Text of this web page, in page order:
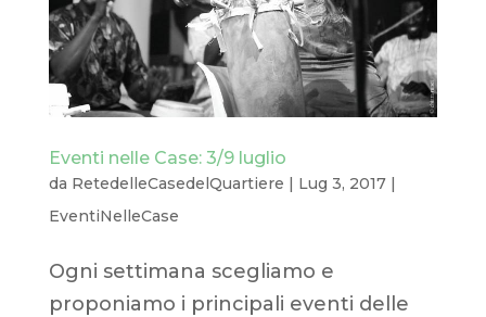
Eventi nelle Case: 3/9 luglio
da RetedelleCasedelQuartiere | Lug 3, 2017|
EventiNelleCase
Ogni settimana scegliamo e
proponiamo i principali eventi delle